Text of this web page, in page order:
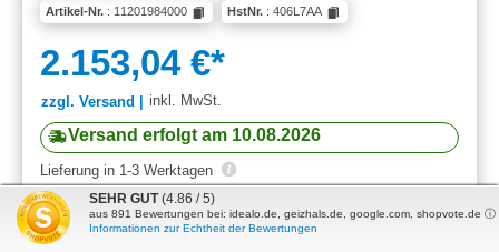
Artikel-Nr. : 11201984000 HstNr. : 406L7AA
2.153,04 €*
zzgl. Versand | inkl. MwSt.
Versand erfolgt am 10.08.2026
Lieferung in 1-3 Werktagen
SEHR GUT (4.86 / 5)
aus 891 Bewertungen bei: idealo.de, geizhals.de, google.com, shopvote.de ⓘ
Informationen zur Echtheit der Bewertungen